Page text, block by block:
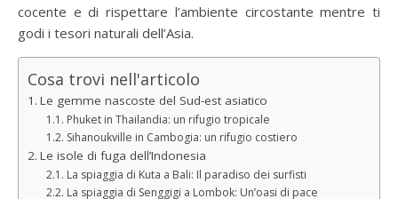
cocente e di rispettare l’ambiente circostante mentre ti
godi i tesori naturali dell’Asia.
Cosa trovi nell'articolo
Le gemme nascoste del Sud-est asiatico
Phuket in Thailandia: un rifugio tropicale
Sihanoukville in Cambogia: un rifugio costiero
Le isole di fuga dell’Indonesia
La spiaggia di Kuta a Bali: Il paradiso dei surfisti
La spiaggia di Senggigi a Lombok: Un’oasi di pace